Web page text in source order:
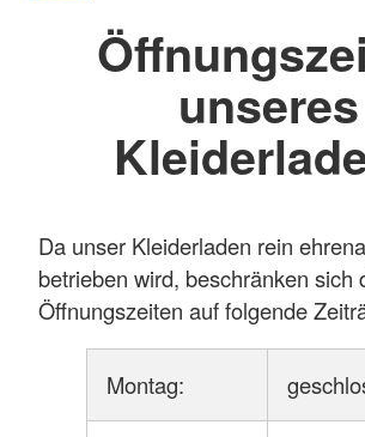
unseres
Da unser Kleiderladen rein
betrieben wird, beschränken sich
Öffnungszeiten auf folgende
Montag: